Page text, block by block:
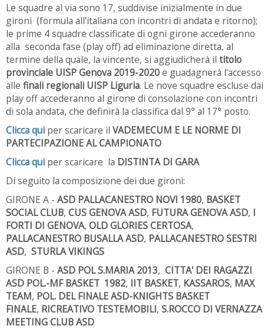
Le squadre al via sono 17, suddivise inizialmente in due
gironi (formula all'italiana con incontri di andata e ritorno);
le prime 4 squadre classificate di ogni girone accederanno
alla seconda fase (play off) ad eliminazione diretta, al
termine della quale, la vincente, si aggiudicherà il titolo
provinciale UISP Genova 2019-2020e guadagnerà l'accesso
alle finali regionali UISP Liguria. Le nove squadre escluse dai
play off accederanno al girone di consolazione con incontri
di sola andata, che definirà la classifica dal 9° al 17° posto.
Clicca qui per scaricare il VADEMECUM E LE NORME DI
PARTECIPAZIONE AL CAMPIONATO
Clicca qui per scaricare la DISTINTA DI GARA
Di seguito la composizione dei due gironi:
GIRONE A - ASD PALLACANESTRO NOVI 1980, BASKET
SOCIAL CLUB, CUS GENOVA ASD, FUTURA GENOVA ASD, I
FORTI DI GENOVA, OLD GLORIES CERTOSA,
PALLACANESTRO BUSALLA ASD, PALLACANESTRO SESTRI
ASD, STURLA VIKINGS
GIRONE B - ASD POL S.MARIA 2013, CITTA' DEI RAGAZZI
ASD POL.-MF BASKET 1982, IIT BASKET, KASSAROS, MAX
TEAM, POL. DEL FINALE ASD-KNIGHTS BASKET
FINALE, RICREATIVO TESTEMOBILI, S.ROCCO DI VERNAZZA
MEETING CLUB ASD